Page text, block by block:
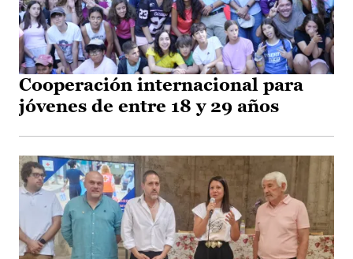
Cooperación internacional para
jóvenes de entre 18 y 29 años